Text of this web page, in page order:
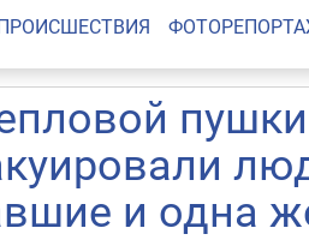
и одна